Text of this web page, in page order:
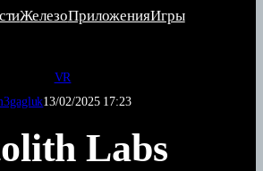
ЖелезоПриложенияИгры
VR
13/02/2025 17:23
Labs